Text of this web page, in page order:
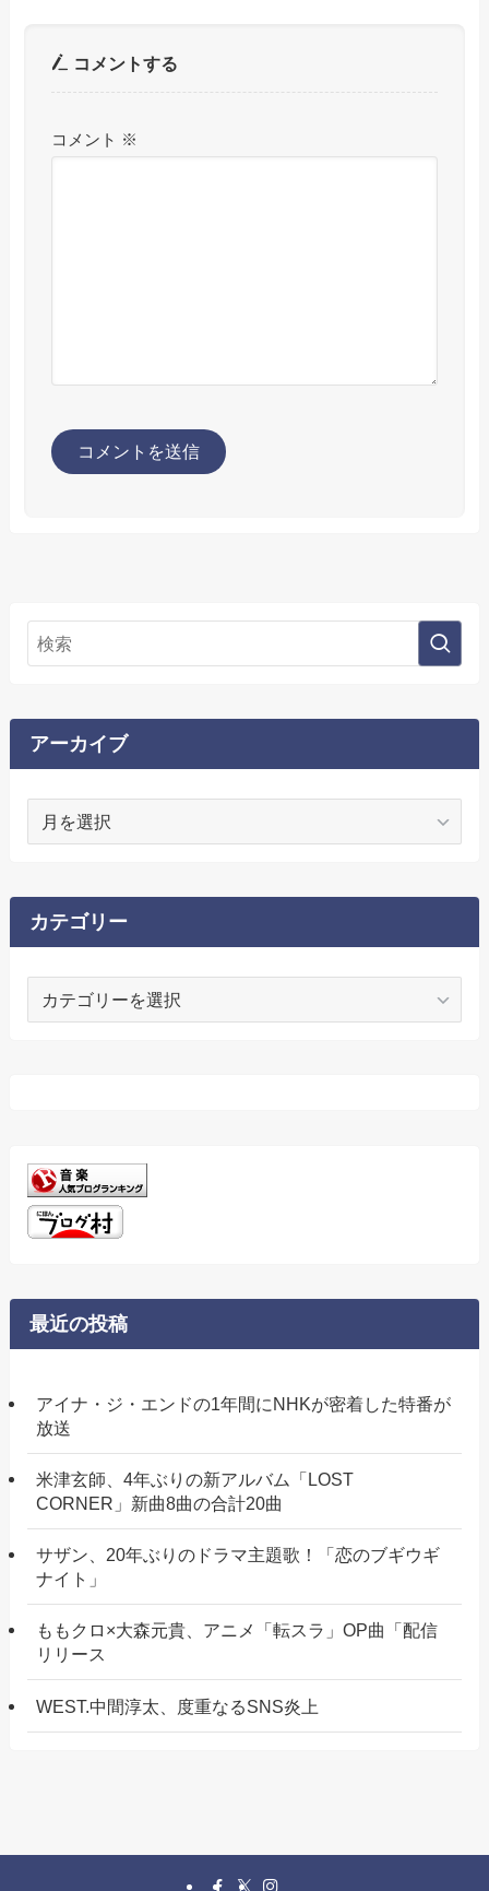
コメントする
コメント ※
アーカイブ
イ
ブ
カテゴリー
最近の投稿
アイナ・ジ・エンドの1年間にNHKが密着した特番が
放送
米津玄師、4年ぶりの新アルバム「LOST
CORNER」新曲8曲の合計20曲
サザン、20年ぶりのドラマ主題歌！「恋のブギウギ
ナイト」
ももクロ×大森元貴、アニメ「転スラ」OP曲「配信
リリース
WEST.中間淳太、度重なるSNS炎上